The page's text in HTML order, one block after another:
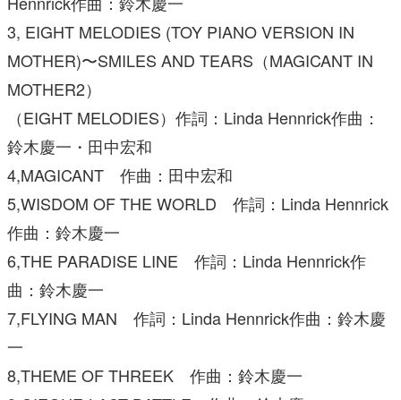
3, EIGHT MELODIES (TOY PIANO VERSION IN
MOTHER)〜SMILES AND TEARS（MAGICANT IN
MOTHER2）
（EIGHT MELODIES）作詞：Linda Hennrick作曲：
鈴木慶一・田中宏和
4,MAGICANT 作曲：田中宏和
5,WISDOM OF THE WORLD 作詞：Linda Hennrick
作曲：鈴木慶一
6,THE PARADISE LINE 作詞：Linda Hennrick作
曲：鈴木慶一
7,FLYING MAN 作詞：Linda Hennrick作曲：鈴木慶
一
8,THEME OF THREEK 作曲：鈴木慶一